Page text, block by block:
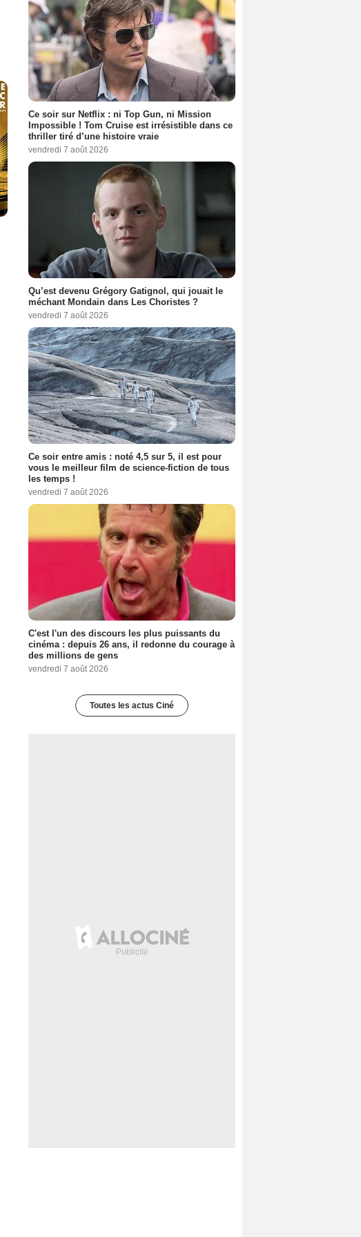
Ce soir sur Netflix : ni Top Gun, ni Mission
Impossible ! Tom Cruise est irrésistible dans ce
thriller tiré d’une histoire vraie
vendredi 7 août 2026
Qu’est devenu Grégory Gatignol, qui jouait le
méchant Mondain dans Les Choristes ?
vendredi 7 août 2026
Ce soir entre amis : noté 4,5 sur 5, il est pour
vous le meilleur film de science-fiction de tous
les temps !
vendredi 7 août 2026
C'est l'un des discours les plus puissants du
cinéma : depuis 26 ans, il redonne du courage à
des millions de gens
vendredi 7 août 2026
Toutes les actus Ciné